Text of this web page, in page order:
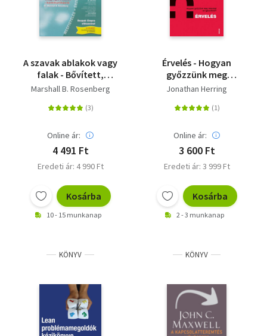
Természettudomány
Vallás
A szavak ablakok vagy
falak - Bővített,
javított kiadás
Marshall B. Rosenberg
Online ár:
4 491 Ft
Eredeti ár: 4 990 Ft
Kosárba
10 - 15 munkanap
Érvelés - Hogyan
győzzünk meg
másokat az
Jonathan Herring
Online ár:
3 600 Ft
Eredeti ár: 3 999 Ft
Kosárba
2 - 3 munkanap
KÖNYV KÖNYV